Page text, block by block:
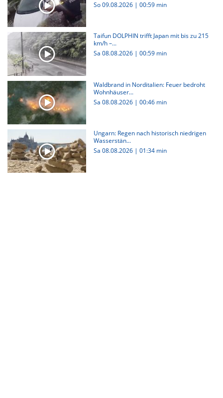
So 09.08.2026 | 00:59 min
Taifun DOLPHIN trifft Japan mit bis zu 215
km/h –...
Sa 08.08.2026 | 00:59 min
Waldbrand in Norditalien: Feuer bedroht
Wohnhäuser...
Sa 08.08.2026 | 00:46 min
Ungarn: Regen nach historisch niedrigen
Wasserstän...
Sa 08.08.2026 | 01:34 min